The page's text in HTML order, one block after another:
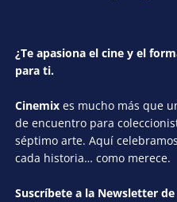
¿Te apasiona el cine y el
para ti.
Cinemix es mucho más que
de encuentro para
séptimo arte. Aquí
cada historia… como merece.
Suscríbete a la Newsletter